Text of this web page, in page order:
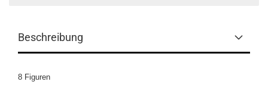
Beschreibung
8 Figuren